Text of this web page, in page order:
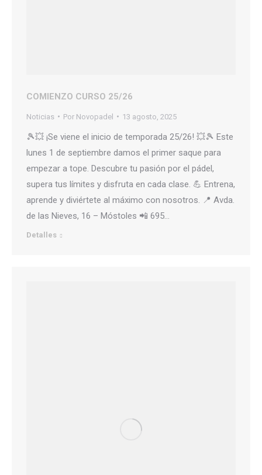
COMIENZO CURSO 25/26
Noticias Por Novopadel 13 agosto, 2025
🎾💥 ¡Se viene el inicio de temporada 25/26! 💥🎾 Este
lunes 1 de septiembre damos el primer saque para
empezar a tope. Descubre tu pasión por el pádel,
supera tus límites y disfruta en cada clase. 💪 Entrena,
aprende y diviértete al máximo con nosotros. 📍 Avda.
de las Nieves, 16 – Móstoles 📲 695…
Detalles